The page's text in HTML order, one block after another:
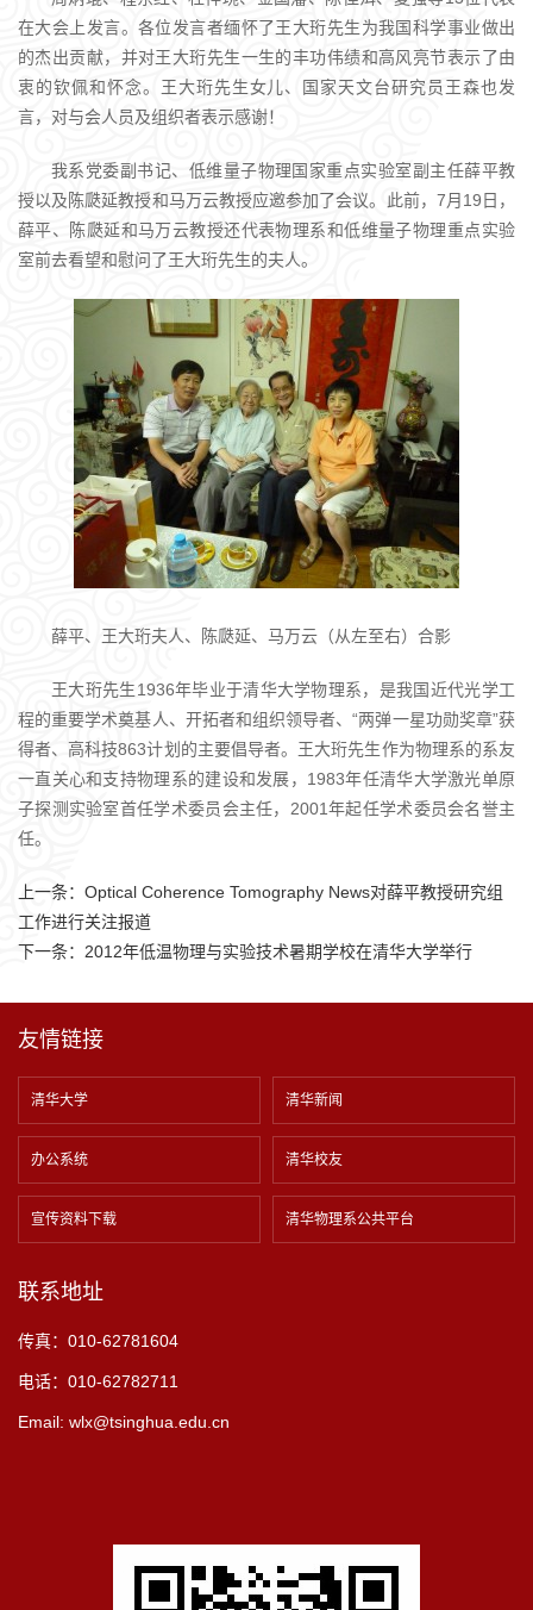
在大会上发言。各位发言者缅怀了王大珩先生为我国科学事业做出
的杰出贡献，并对王大珩先生一生的丰功伟绩和高风亮节表示了由
衷的钦佩和怀念。王大珩先生女儿、国家天文台研究员王森也发
言，对与会人员及组织者表示感谢！
我系党委副书记、低维量子物理国家重点实验室副主任薛平教
授以及陈瓞延教授和马万云教授应邀参加了会议。此前，7月19日，
薛平、陈瓞延和马万云教授还代表物理系和低维量子物理重点实验
室前去看望和慰问了王大珩先生的夫人。
薛平、王大珩夫人、陈瓞延、马万云（从左至右）合影
王大珩先生1936年毕业于清华大学物理系，是我国近代光学工
程的重要学术奠基人、开拓者和组织领导者、“两弹一星功勋奖章”获
得者、高科技863计划的主要倡导者。王大珩先生作为物理系的系友
一直关心和支持物理系的建设和发展，1983年任清华大学激光单原
子探测实验室首任学术委员会主任，2001年起任学术委员会名誉主
任。
上一条： Optical Coherence Tomography News对薛平教授研究组
工作进行关注报道
下一条： 2012年低温物理与实验技术暑期学校在清华大学举行
友情链接
清华大学 清华新闻
办公系统 清华校友
宣传资料下载 清华物理系公共平台
联系地址
传真：010-62781604
电话：010-62782711
Email: wlx@tsinghua.edu.cn